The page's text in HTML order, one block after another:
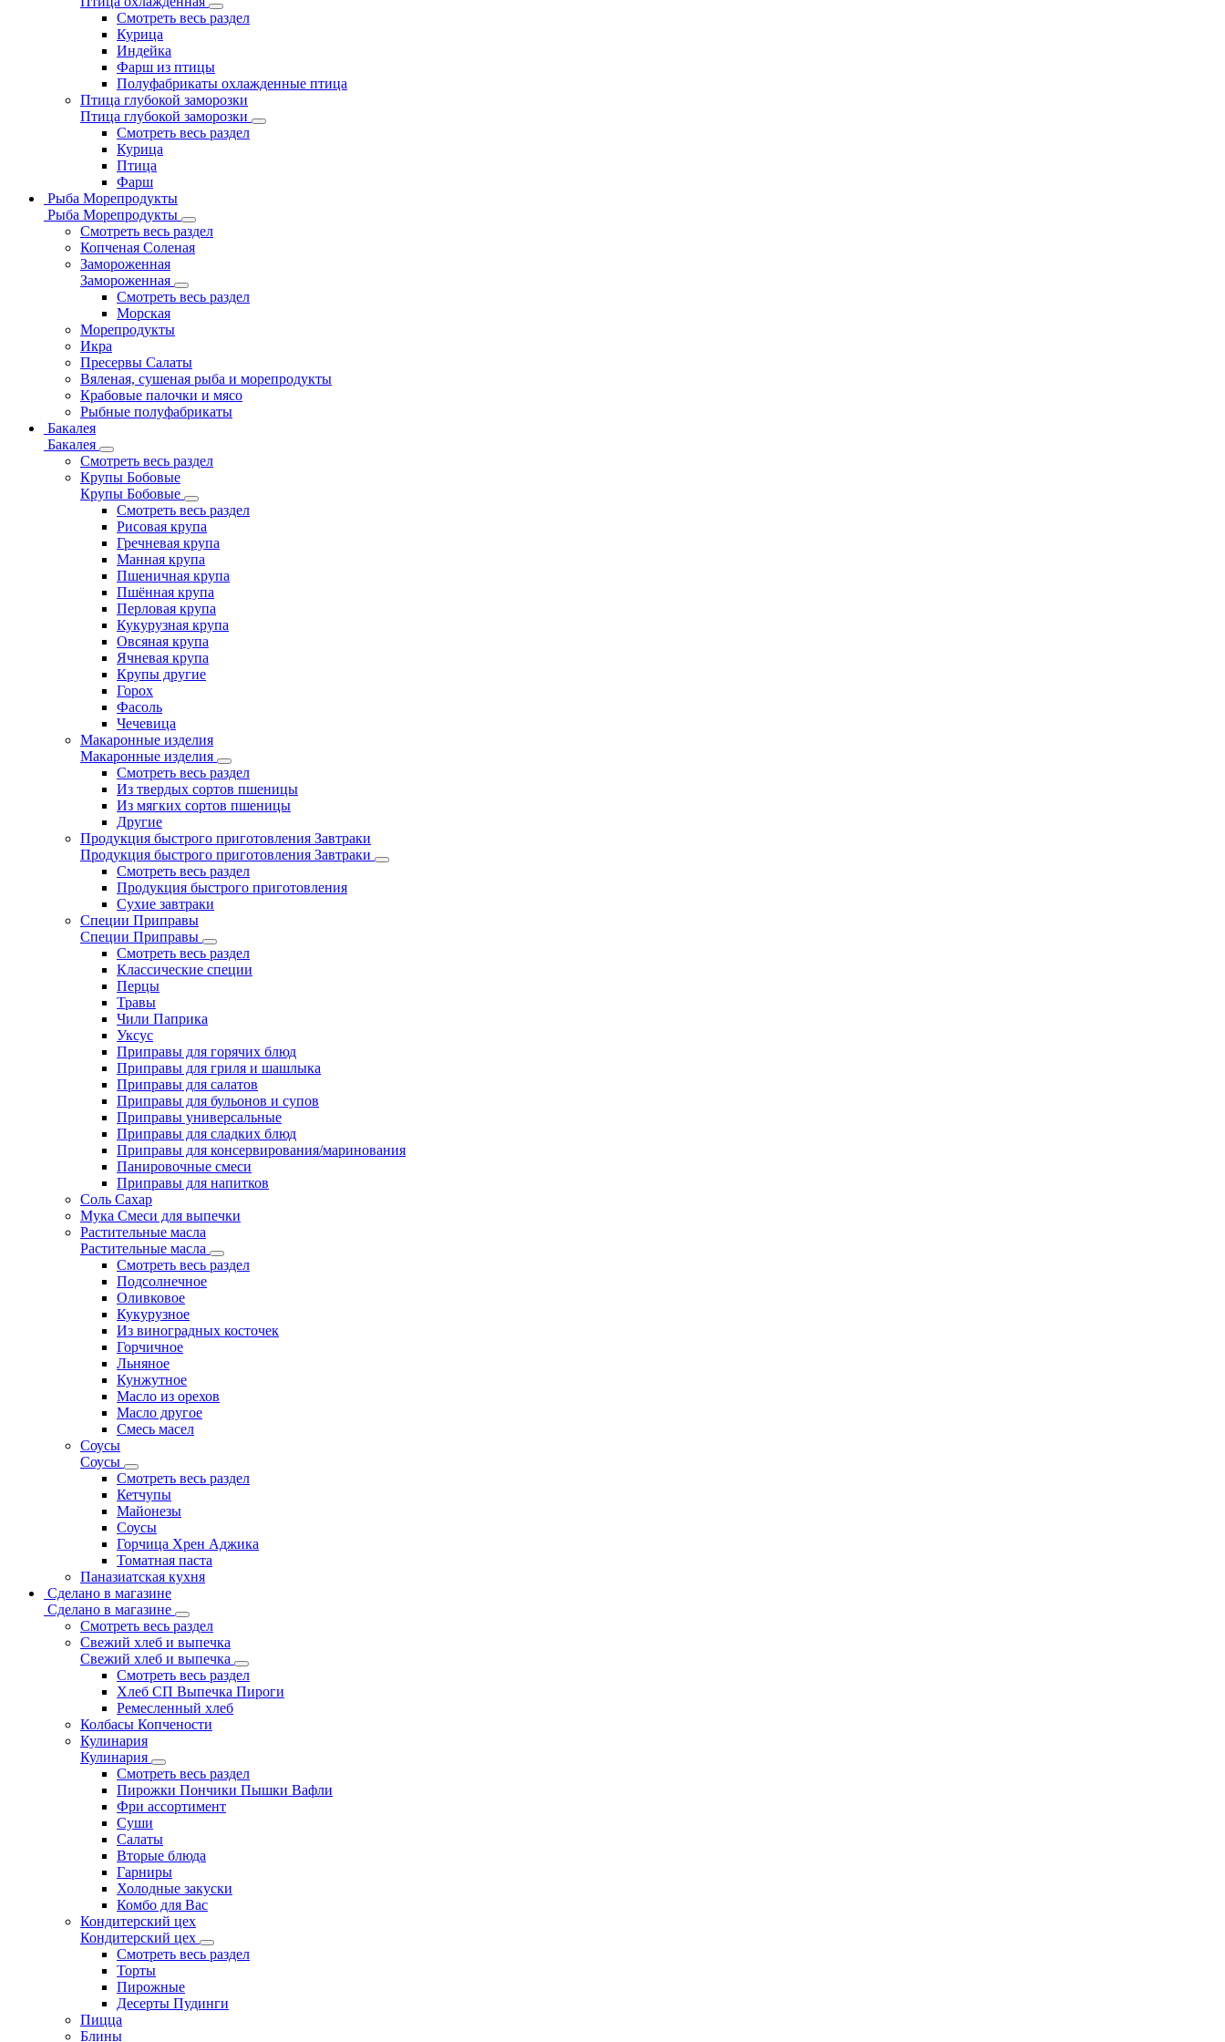
Смотреть весь раздел
Курица
Индейка
Фарш из птицы
Полуфабрикаты охлажденные птица
Птица глубокой заморозки
Птица глубокой заморозки
Смотреть весь раздел
Курица
Птица
Фарш
Рыба Морепродукты
Рыба Морепродукты
Смотреть весь раздел
Копченая Соленая
Замороженная
Замороженная
Смотреть весь раздел
Морская
Морепродукты
Икра
Пресервы Салаты
Вяленая, сушеная рыба и морепродукты
Крабовые палочки и мясо
Рыбные полуфабрикаты
Бакалея
Бакалея
Смотреть весь раздел
Крупы Бобовые
Крупы Бобовые
Смотреть весь раздел
Рисовая крупа
Гречневая крупа
Манная крупа
Пшеничная крупа
Пшённая крупа
Перловая крупа
Кукурузная крупа
Овсяная крупа
Ячневая крупа
Крупы другие
Горох
Фасоль
Чечевица
Макаронные изделия
Макаронные изделия
Смотреть весь раздел
Из твердых сортов пшеницы
Из мягких сортов пшеницы
Другие
Продукция быстрого приготовления Завтраки
Продукция быстрого приготовления Завтраки
Смотреть весь раздел
Продукция быстрого приготовления
Сухие завтраки
Специи Приправы
Специи Приправы
Смотреть весь раздел
Классические специи
Перцы
Травы
Чили Паприка
Уксус
Приправы для горячих блюд
Приправы для гриля и шашлыка
Приправы для салатов
Приправы для бульонов и супов
Приправы универсальные
Приправы для сладких блюд
Приправы для консервирования/маринования
Панировочные смеси
Приправы для напитков
Соль Сахар
Мука Смеси для выпечки
Растительные масла
Растительные масла
Смотреть весь раздел
Подсолнечное
Оливковое
Кукурузное
Из виноградных косточек
Горчичное
Льняное
Кунжутное
Масло из орехов
Масло другое
Смесь масел
Соусы
Соусы
Смотреть весь раздел
Кетчупы
Майонезы
Соусы
Горчица Хрен Аджика
Томатная паста
Паназиатская кухня
Сделано в магазине
Сделано в магазине
Смотреть весь раздел
Свежий хлеб и выпечка
Свежий хлеб и выпечка
Смотреть весь раздел
Хлеб СП Выпечка Пироги
Ремесленный хлеб
Колбасы Копчености
Кулинария
Кулинария
Смотреть весь раздел
Пирожки Пончики Пышки Вафли
Фри ассортимент
Суши
Салаты
Вторые блюда
Гарниры
Холодные закуски
Комбо для Вас
Кондитерский цех
Кондитерский цех
Смотреть весь раздел
Торты
Пирожные
Десерты Пудинги
Пицца
Блины